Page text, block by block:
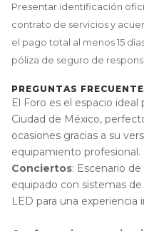
Presentar identificación
contrato de servicios y
el pago total al menos 15
póliza de seguro de
PREGUNTAS
El Foro es el espacio
Ciudad de México,
ocasiones gracias a su
equipamiento profesional.
Conciertos: Escenario
equipado con sistemas
LED para una experiencia